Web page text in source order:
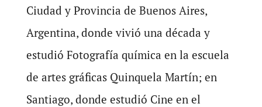
Ciudad y Provincia de Buenos Aires,
Argentina, donde vivió una década y
estudió Fotografía química en la escuela
de artes gráficas Quinquela Martín; en
Santiago, donde estudió Cine en el